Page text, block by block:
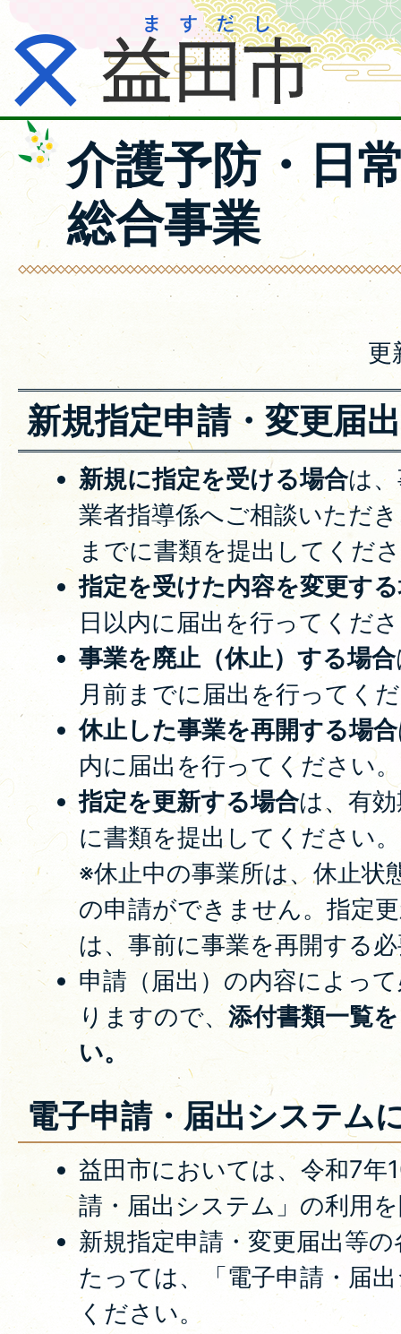
介護予防・日
総合事業
更
新規指定申請・変更届
新規に指定を受ける場合は
業者指導係へご相談いただ
までに書類を提出してくだ
指定を受けた内容を変更す
日以内に届出を行ってくだ
事業を廃止（休止）する場合
月前までに届出を行ってく
休止した事業を再開する場合
内に届出を行ってください。
指定を更新する場合は、有
に書類を提出してください。
※休止中の事業所は、休止状
の申請ができません。指定
は、事前に事業を再開する
申請（届出）の内容によっ
りますので、添付書類一覧
い。
電子申請・届出システム
益田市においては、令和7年
請・届出システム」の利用
新規指定申請・変更届出等
たっては、「電子申請・届
ください。